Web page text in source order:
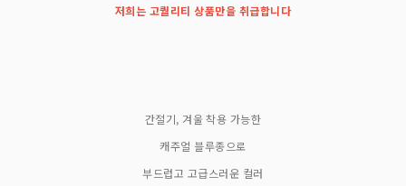
저희는 고퀄리티 상품만을 취급합니다
간절기, 겨울 착용 가능한
캐주얼 블루종으로
부드럽고 고급스러운 컬러